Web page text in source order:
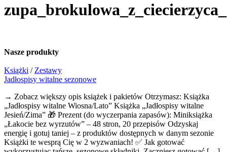
Nasze produkty
Książki / Zestawy
Jadłospisy witalne sezonowe
→ Zobacz większy opis książek i pakietów Otrzymasz: Książka
„Jadłospisy witalne Wiosna/Lato” Książka „Jadłospisy witalne
Jesień/Zima” 🎁 Prezent (do wyczerpania zapasów): Miniksiążka
„Łakocie bez wyrzutów” – 48 stron, 20 przepisów Odzyskaj
energię i gotuj taniej – z produktów dostępnych w danym sezonie
Książki te wesprą Cię w 2 wyzwaniach! ✅ Jak gotować